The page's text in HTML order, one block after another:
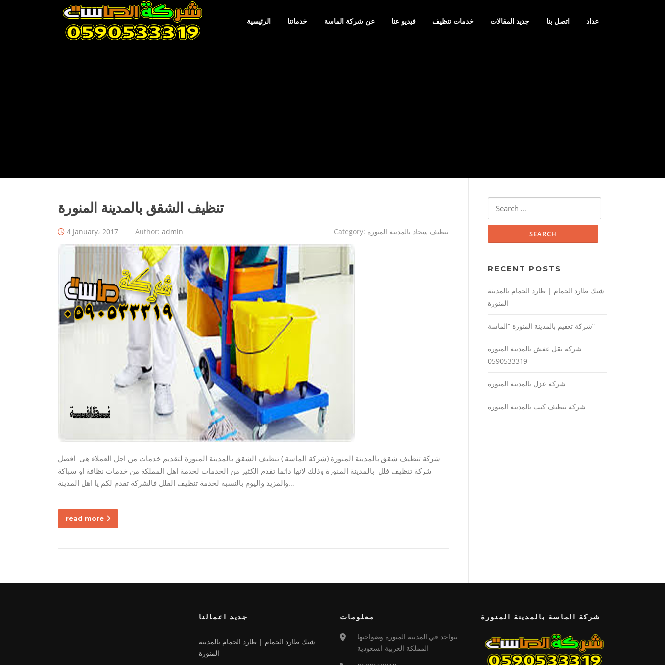
الرئيسية خدماتنا عن شركة الماسة فيديو عنا خدمات تنظيف جديد المقالات اتصل بنا عداد
تنظيف الشقق بالمدينة المنورة
4 January، 2017 Author: admin Category: تنظيف سجاد بالمدينة المنورة
شركة تنظيف شقق بالمدينة المنورة (شركة الماسة ) تنظيف الشقق بالمدينة المنورة لتقديم خدمات من اجل العملاء هى افضل
شركة تنظيف فلل بالمدينة المنورة وذلك لانها دائما تقدم الكثير من الخدمات لخدمة اهل المملكة من خدمات نظافة او سباكة
والمزيد واليوم بالنسبه لخدمة تنظيف الفلل فالشركة تقدم لكم يا اهل المدينة…
read more
RECENT POSTS
شبك طارد الحمام | طارد الحمام بالمدينة
المنورة
شركة تعقيم بالمدينة المنورة “الماسة”
شركة نقل عفش بالمدينة المنورة
0590533319
شركة عزل بالمدينة المنورة
شركة تنظيف كنب بالمدينة المنورة
جديد اعمالنا
شبك طارد الحمام | طارد الحمام بالمدينة
المنورة
معلومات
نتواجد في المدينة المنورة وضواحيها
المملكة العربية السعودية
شركة الماسة بالمدينة المنورة